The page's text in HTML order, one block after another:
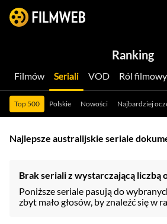
Ranking
Filmów Seriali VOD Ról
Top 500 Polskie Nowości Najbardziej
Najlepsze australijskie seriale
Brak seriali z wystarczającą liczbą
Poniższe seriale pasują do
zbyt mało głosów, by znaleźć się w